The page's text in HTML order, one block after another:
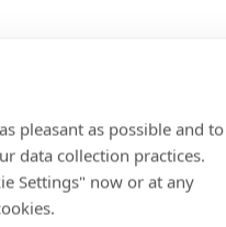
pleasant as possible and to
data collection practices.
Settings" now or at any
kde
nezbytné